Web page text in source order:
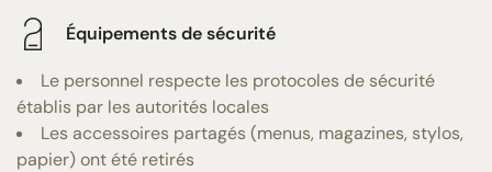
Équipements de sécurité
Le personnel respecte les protocoles de sécurité
établis par les autorités locales
Les accessoires partagés (menus, magazines, stylos,
papier) ont été retirés